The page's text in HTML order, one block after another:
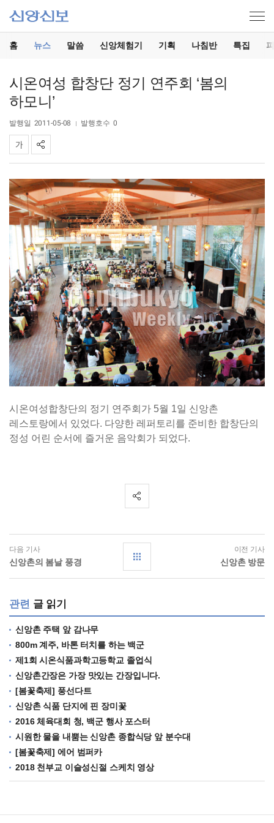
홈 뉴스 말씀 신앙체험기 기획 나침반 특집
시온여성 합창단 정기 연주회 ‘봄의
하모니’
발행일 2011-05-08 발행호수 0
시온여성합창단의 정기 연주회가 5월 1일 신앙촌
레스토랑에서 있었다. 다양한 레퍼토리를 준비한 합창단의
정성 어린 순서에 즐거운 음악회가 되었다.
다음 기사
신앙촌의 봄날 풍경
이전 기사
신앙촌 방문
관련 글 읽기
신앙촌 주택 앞 감나무
800m 계주, 바톤 터치를 하는 백군
제1회 시온식품과학고등학교 졸업식
신앙촌간장은 가장 맛있는 간장입니다.
[봄꽃축제] 풍선다트
신앙촌 식품 단지에 핀 장미꽃
2016 체육대회 청, 백군 행사 포스터
시원한 물을 내뿜는 신앙촌 종합식당 앞 분수대
[봄꽃축제] 에어 범퍼카
2018 천부교 이슬성신절 스케치 영상